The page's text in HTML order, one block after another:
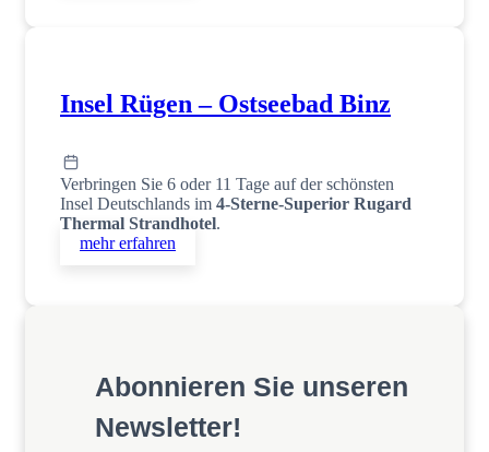
Insel Rügen – Ostseebad Binz
Verbringen Sie 6 oder 11 Tage auf der schönsten
Insel Deutschlands im 4-Sterne-Superior Rugard
Thermal Strandhotel.
mehr erfahren
Abonnieren Sie unseren
Newsletter!